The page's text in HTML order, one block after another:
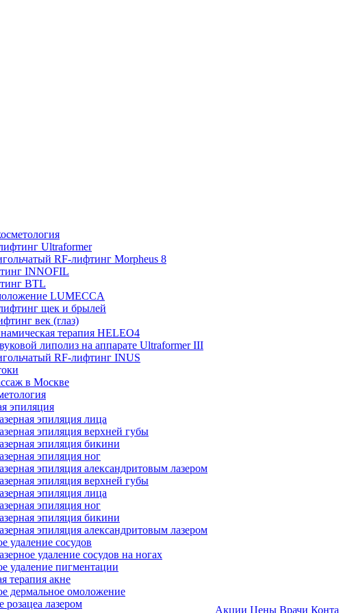
Ultraformer
RF-лифтинг Morpheus 8
INNOFIL
BTL
LUMECCA
щек и брылей
век (глаз)
терапия HELEO4
липолиз на аппарате Ultraformer III
RF-лифтинг INUS
в Москве
эпиляция
эпиляция лица
эпиляция верхней губы
эпиляция бикини
эпиляция ног
эпиляция александритовым лазером
эпиляция верхней губы
эпиляция лица
эпиляция ног
эпиляция бикини
эпиляция александритовым лазером
удаление сосудов
удаление сосудов на ногах
удаление пигментации
терапия акне
дермальное омоложение
розацеа лазером
Акции Цены Врачи